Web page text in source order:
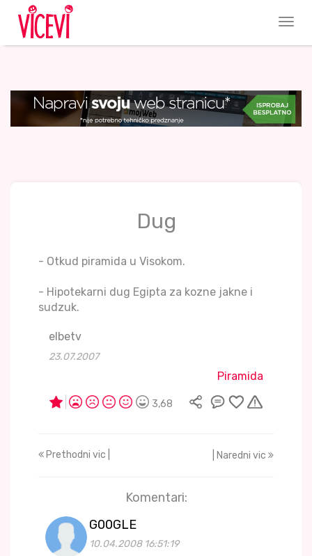
Dug
- Otkud piramida u Visokom.
- Hipotekarni dug Egipta za kozne jakne i
sudzuk.
elbetv
23.07.2007
Piramida
3,68
Prethodni vic | | Naredni vic
Komentari:
G00GLE
10.04.2008 16:51:19